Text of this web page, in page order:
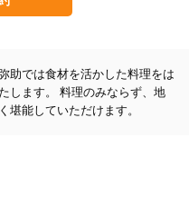
助では食材を活かした料理をは
します。 料理のみならず、地
能していただけます。